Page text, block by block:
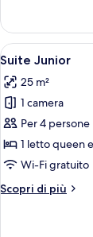
Classic
Apri
tutte
le
foto
per
Suite
Junior
18
Suite Junior
25 m²
1 camera
Per 4 persone
1 letto queen
Wi-Fi gratuito
Scopri di più
Altri